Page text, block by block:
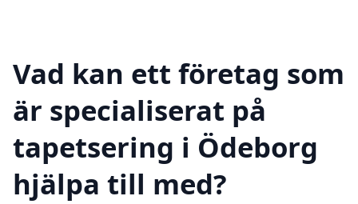
Vad kan ett företag som
är specialiserat på
tapetsering i Ödeborg
hjälpa till med?